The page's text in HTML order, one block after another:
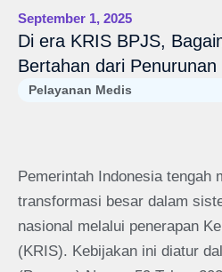
September 1, 2025
Di era KRIS BPJS,
Bertahan dari
Pelayanan Medis
Pemerintah Indonesia tengah
transformasi besar dalam
nasional melalui penerapan
(KRIS). Kebijakan ini diatur